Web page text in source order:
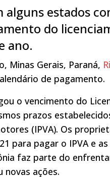
estados
do
ano.
Minas Gerais, Paraná,
de pagamento.
o vencimento do
prazos
(IPVA). Os
para pagar o IPVA e
faz parte do
novas ações.